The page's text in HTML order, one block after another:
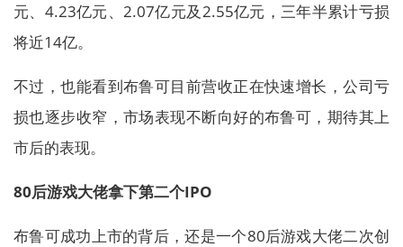
元、4.23亿元、2.07亿元及2.55亿元，三年半累计亏损
将近14亿。
不过，也能看到布鲁可目前营收正在快速增长，公司亏
损也逐步收窄，市场表现不断向好的布鲁可，期待其上
市后的表现。
80后游戏大佬拿下第二个IPO
布鲁可成功上市的背后，还是一个80后游戏大佬二次创